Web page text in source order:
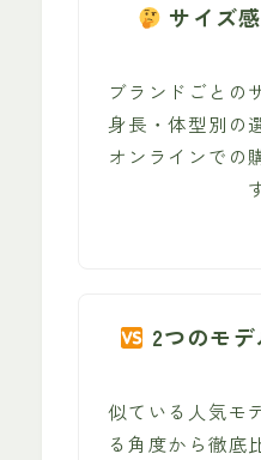
サイズ
ブランドごとの
身長・体型別の
オンラインでの
2つのモ
似ている人気モ
る角度から徹底